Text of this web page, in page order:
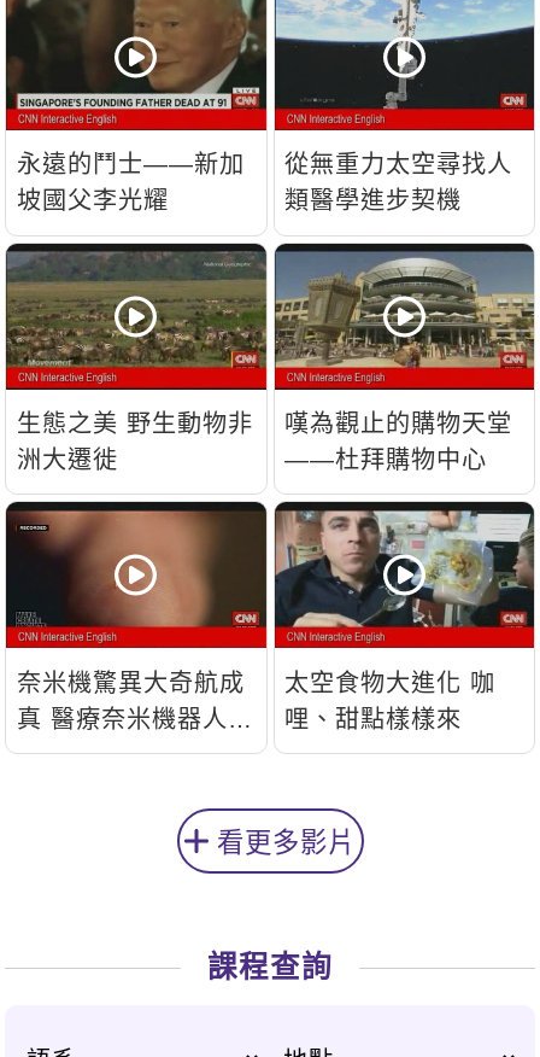
永遠的鬥士——新加
坡國父李光耀
從無重力太空尋找人
類醫學進步契機
生態之美 野生動物非
洲大遷徙
嘆為觀止的購物天堂
——杜拜購物中心
奈米機驚異大奇航成
真 醫療奈米機器人問
世
太空食物大進化 咖
哩、甜點樣樣來
看更多影片
課程查詢